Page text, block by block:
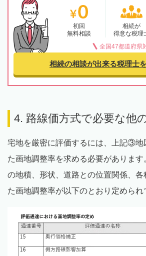
初回
無料相談
相続が
得意な税理
全国47都道府県
相続の相談が出来る税理士
4. 路線価方式で必要な他
宅地を厳密に評価するには、上記③地
た画地調整率を求める必要がありま
の地積、形状、道路との位置関係、各
た画地調整率が以下のとおり定められ